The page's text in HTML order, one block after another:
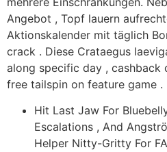
Angebot , Topf lauern
Aktionskalender mit täglich
crack . Diese Crataegus
along specific day , cashback
free tailspin on feature game .
Hit Last Jaw For
Escalations , And
Helper Nitty-Gritty For